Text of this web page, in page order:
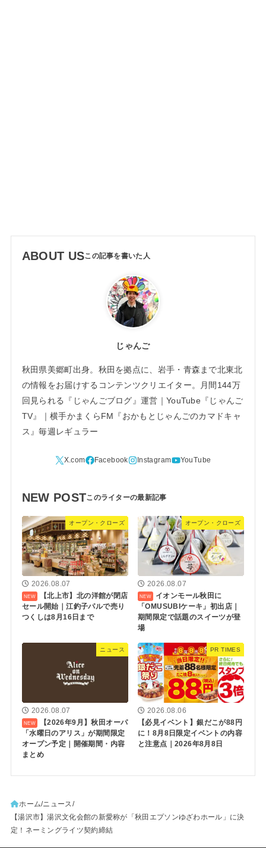
ABOUT US
じゃんご
秋田県美郷町出身。秋田を拠点に、岩手・青森まで北東北
の情報をお届けするコンテンツクリエイター。月間144万
回見られる『じゃんごブログ』運営｜YouTube『じゃんご
TV』｜横手かまくらFM『おかもとじゃんごのカマドキャ
ス』毎週レギュラー
NEW POST
オープン・クローズ
2026.08.07
【北上市】北の洋館が閉店
セール開始｜江釣子パルで売り
つくしは8月16日まで
オープン・クローズ
2026.08.07
イオンモール秋田に
「OMUSUBIケーキ」初出店｜
期間限定で話題のスイーツが登
場
ニュース
2026.08.07
【2026年9月】秋田オーパ
「水曜日のアリス」が期間限定
オープン予定｜開催期間・内容
まとめ
PR TIMES
2026.08.06
【必見イベント】銀だこが88円
に！8月8日限定イベントの内容
と注意点｜2026年8月8日
ホーム ニュース
【湯沢市】湯沢文化会館の新愛称が「秋田エプソンゆざわホール」に決
定！ネーミングライツ契約締結